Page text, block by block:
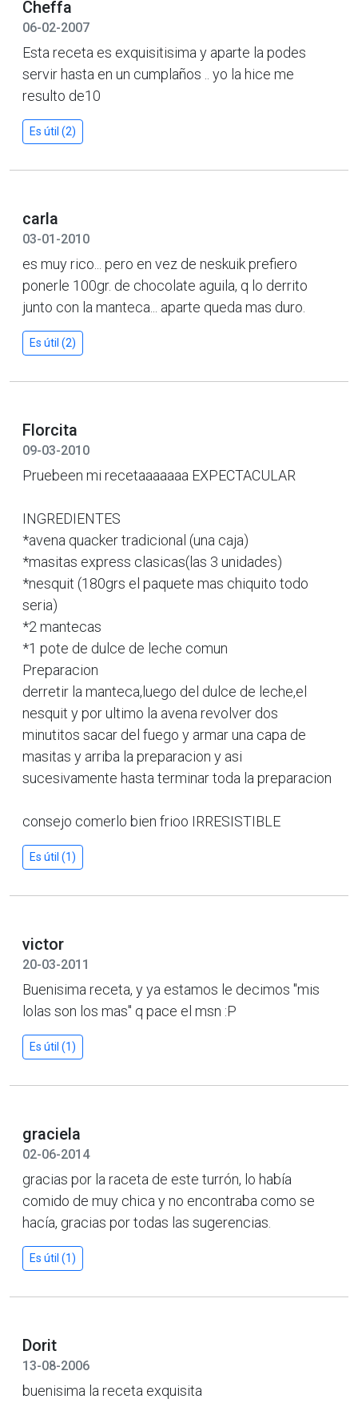
Cheffa
06-02-2007
Esta receta es exquisitisima y aparte la podes
servir hasta en un cumplaños .. yo la hice me
resulto de10
Es útil (2)
carla
03-01-2010
es muy rico... pero en vez de neskuik prefiero
ponerle 100gr. de chocolate aguila, q lo derrito
junto con la manteca... aparte queda mas duro.
Es útil (2)
Florcita
09-03-2010
Pruebeen mi recetaaaaaaa EXPECTACULAR
INGREDIENTES
*avena quacker tradicional (una caja)
*masitas express clasicas(las 3 unidades)
*nesquit (180grs el paquete mas chiquito todo
seria)
*2 mantecas
*1 pote de dulce de leche comun
Preparacion
derretir la manteca,luego del dulce de leche,el
nesquit y por ultimo la avena revolver dos
minutitos sacar del fuego y armar una capa de
masitas y arriba la preparacion y asi
sucesivamente hasta terminar toda la preparacion
consejo comerlo bien frioo IRRESISTIBLE
Es útil (1)
victor
20-03-2011
Buenisima receta, y ya estamos le decimos "mis
lolas son los mas" q pace el msn :P
Es útil (1)
graciela
02-06-2014
gracias por la raceta de este turrón, lo había
comido de muy chica y no encontraba como se
hacía, gracias por todas las sugerencias.
Es útil (1)
Dorit
13-08-2006
buenisima la receta exquisita